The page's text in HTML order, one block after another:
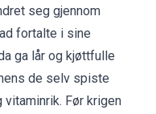
seg gjennom
fortalte i sine
ga lår og kjøttfulle
de selv spiste
vitaminrik. Før krigen